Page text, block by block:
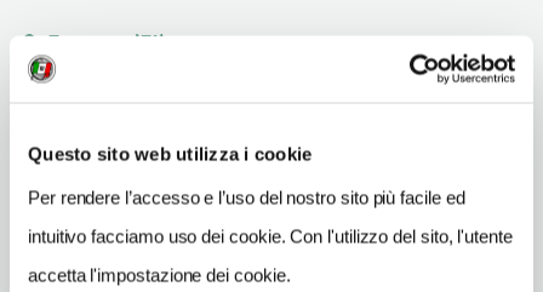
Questo sito web utilizza i cookie
Per rendere l’accesso e l’uso del nostro sito più facile ed
intuitivo facciamo uso dei cookie. Con l'utilizzo del sito, l'utente
accetta l'impostazione dei cookie.
Firenze(FI)
INDIRIZZO
Toscana IT